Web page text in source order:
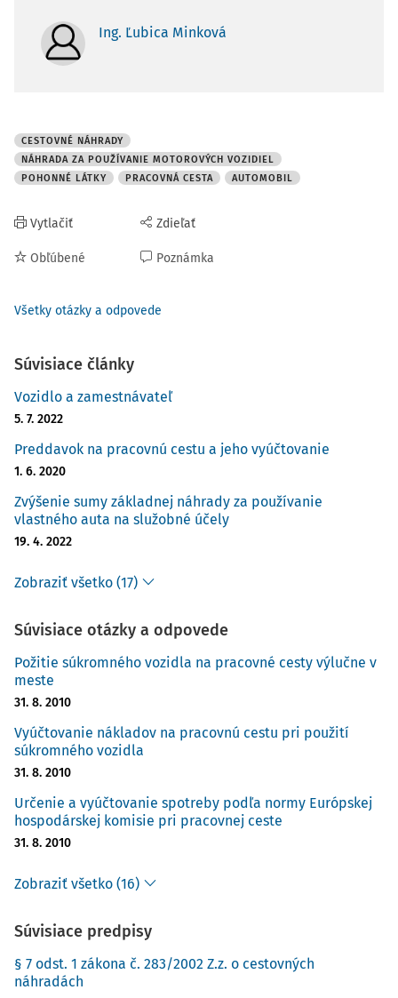
Ing. Ľubica Minková
CESTOVNÉ NÁHRADY
NÁHRADA ZA POUŽÍVANIE MOTOROVÝCH VOZIDIEL
POHONNÉ LÁTKY
PRACOVNÁ CESTA AUTOMOBIL
Vytlačiť
Obľúbené
Zdieľať
Poznámka
Všetky otázky a odpovede
Súvisiace články
Vozidlo a zamestnávateľ
5. 7. 2022
Preddavok na pracovnú cestu a jeho vyúčtovanie
1. 6. 2020
Zvýšenie sumy základnej náhrady za používanie
vlastného auta na služobné účely
19. 4. 2022
Zobraziť všetko (17)
Súvisiace otázky a odpovede
Požitie súkromného vozidla na pracovné cesty výlučne v
meste
31. 8. 2010
Vyúčtovanie nákladov na pracovnú cestu pri použití
súkromného vozidla
31. 8. 2010
Určenie a vyúčtovanie spotreby podľa normy Európskej
hospodárskej komisie pri pracovnej ceste
31. 8. 2010
Zobraziť všetko (16)
Súvisiace predpisy
§ 7 odst. 1 zákona č. 283/2002 Z.z. o cestovných
náhradách